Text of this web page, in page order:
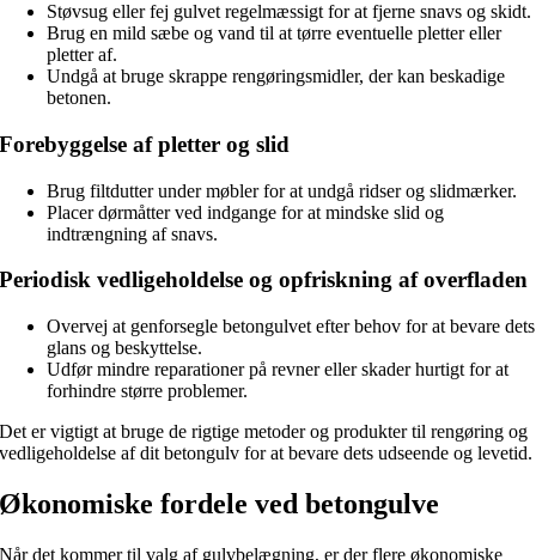
Støvsug eller fej gulvet regelmæssigt for at fjerne snavs og skidt.
Brug en mild sæbe og vand til at tørre eventuelle pletter eller
pletter af.
Undgå at bruge skrappe rengøringsmidler, der kan beskadige
betonen.
Forebyggelse af pletter og slid
Brug filtdutter under møbler for at undgå ridser og slidmærker.
Placer dørmåtter ved indgange for at mindske slid og
indtrængning af snavs.
Periodisk vedligeholdelse og opfriskning af overfladen
Overvej at genforsegle betongulvet efter behov for at bevare dets
glans og beskyttelse.
Udfør mindre reparationer på revner eller skader hurtigt for at
forhindre større problemer.
Det er vigtigt at bruge de rigtige metoder og produkter til rengøring og
vedligeholdelse af dit betongulv for at bevare dets udseende og levetid.
Økonomiske fordele ved betongulve
Når det kommer til valg af gulvbelægning, er der flere økonomiske